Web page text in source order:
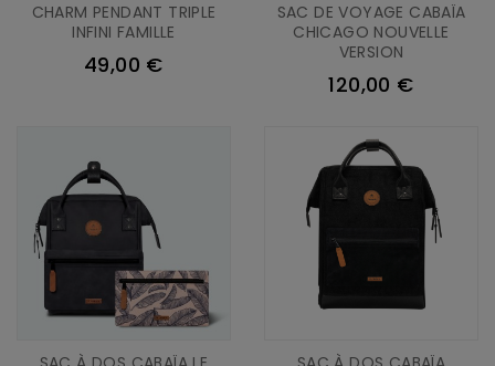
CHARM PENDANT TRIPLE
INFINI FAMILLE
49,00 €
SAC DE VOYAGE CABAÏA
CHICAGO NOUVELLE
VERSION
120,00 €